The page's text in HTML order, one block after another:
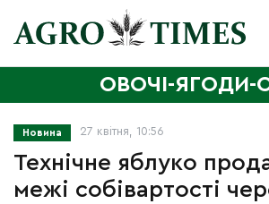
ОВОЧІ-ЯГОДИ-
Новина 27 квітня, 10:56
Технічне яблуко
межі собівартості